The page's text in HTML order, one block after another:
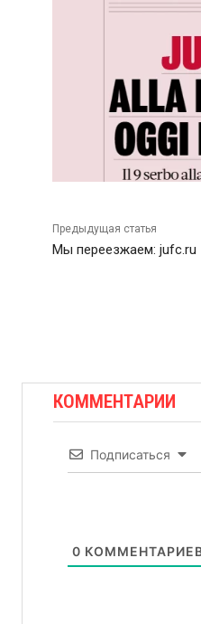
Предыдущая статья
Мы переезжаем:
КОММЕНТАРИИ
Подписаться
0